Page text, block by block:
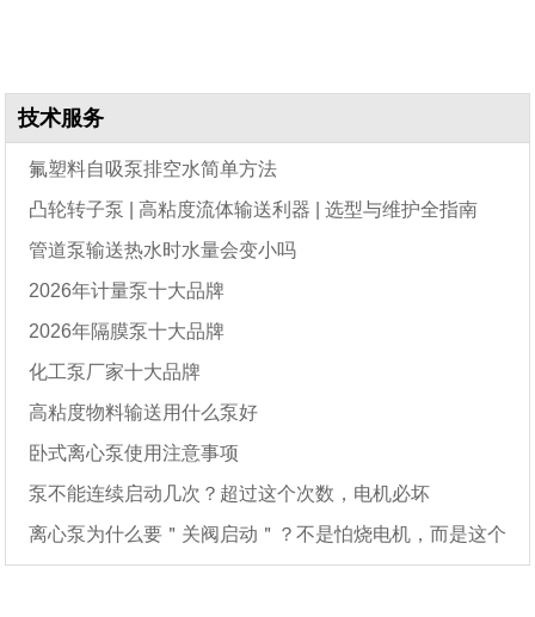
技术服务
氟塑料自吸泵排空水简单方法
凸轮转子泵 | 高粘度流体输送利器 | 选型与维护全指南
管道泵输送热水时水量会变小吗
2026年计量泵十大品牌
2026年隔膜泵十大品牌
化工泵厂家十大品牌
高粘度物料输送用什么泵好
卧式离心泵使用注意事项
泵不能连续启动几次？超过这个次数，电机必坏
离心泵为什么要＂关阀启动＂？不是怕烧电机，而是这个